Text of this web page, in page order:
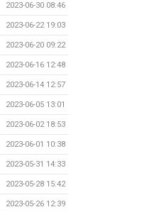
2023-06-30 08:46
2023-06-22 19:03
2023-06-20 09:22
2023-06-16 12:48
2023-06-14 12:57
2023-06-05 13:01
2023-06-02 18:53
2023-06-01 10:38
2023-05-31 14:33
2023-05-28 15:42
2023-05-26 12:39